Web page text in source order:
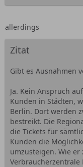
allerdings
Zitat
Gibt es Ausnahmen
Ja. Kein Anspruch
Kunden in Städten,
Berlin. Dort werden
bestreikt. Die
die Tickets für
Kunden die
umzusteigen. Wie
Verbraucherzentrale